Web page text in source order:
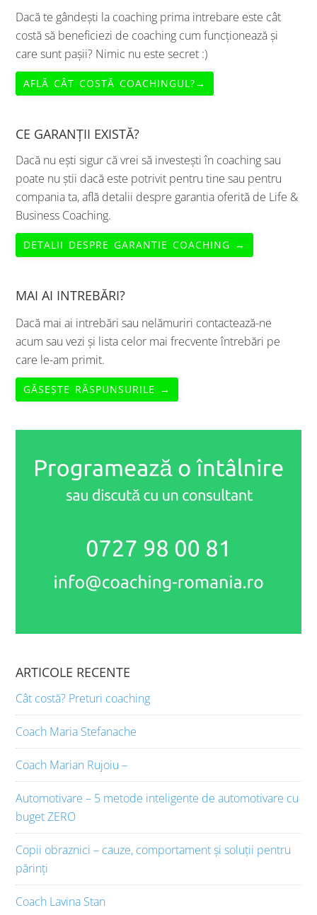
Dacă te gândești la coaching prima intrebare este cât
costă să beneficiezi de coaching cum funcționează și
care sunt pașii? Nimic nu este secret :)
AFLĂ CÂT COSTĂ COACHINGUL?→
CE GARANȚII EXISTĂ?
Dacă nu ești sigur că vrei să investești în coaching sau
poate nu știi dacă este potrivit pentru tine sau pentru
compania ta, află detalii despre garantia oferită de Life &
Business Coaching.
DETALII DESPRE GARANTIE COACHING →
MAI AI INTREBĂRI?
Dacă mai ai intrebări sau nelămuriri contactează-ne
acum sau vezi și lista celor mai frecvente întrebări pe
care le-am primit.
GĂSEȘTE RĂSPUNSURILE →
ARTICOLE RECENTE
Cât costă? Preturi coaching
Coach Maria Stefanache
Coach Marian Rujoiu –
Automotivare – 5 metode inteligente de automotivare cu
buget ZERO
Copii obraznici – cauze, comportament și soluții pentru
părinți
Coach Lavina Stan